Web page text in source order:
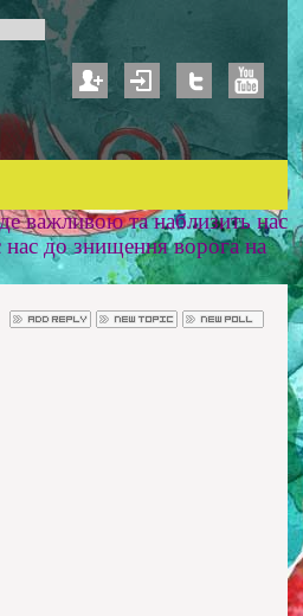
важливою та наблизить нас
до знищення ворога на